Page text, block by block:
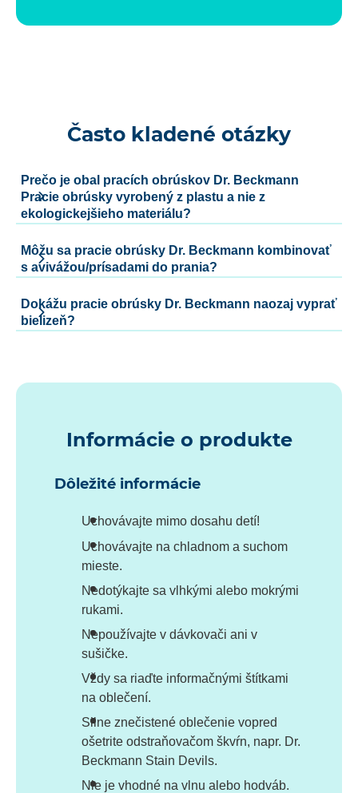
Často kladené otázky
Prečo je obal pracích obrúskov Dr. Beckmann
Pracie obrúsky vyrobený z plastu a nie z
ekologickejšieho materiálu?
Môžu sa pracie obrúsky Dr. Beckmann kombinovať
s avivážou/prísadami do prania?
Dokážu pracie obrúsky Dr. Beckmann naozaj vyprať
bielizeň?
Informácie o produkte
Dôležité informácie
Uchovávajte mimo dosahu detí!
Uchovávajte na chladnom a suchom
mieste.
Nedotýkajte sa vlhkými alebo mokrými
rukami.
Nepoužívajte v dávkovači ani v
sušičke.
Vždy sa riaďte informačnými štítkami
na oblečení.
Silne znečistené oblečenie vopred
ošetrite odstraňovačom škvŕn, napr. Dr.
Beckmann Stain Devils.
Nie je vhodné na vlnu alebo hodváb.